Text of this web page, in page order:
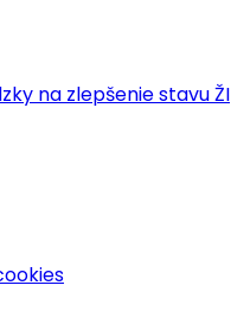
na zlepšenie stavu ŽI